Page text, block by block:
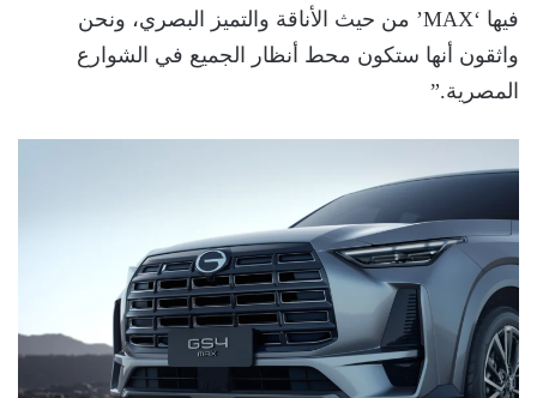
فيها ‘MAX’ من حيث الأناقة والتميز البصري، ونحن
واثقون أنها ستكون محط أنظار الجميع في الشوارع
المصرية.”